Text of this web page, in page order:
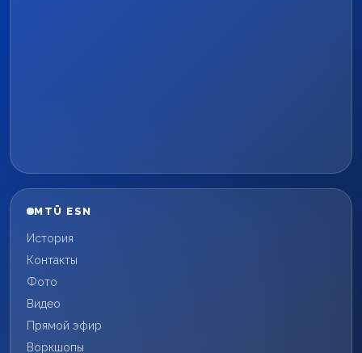
MTÜ ESN
История
Контакты
Фото
Видео
Прямой эфир
Воркшопы